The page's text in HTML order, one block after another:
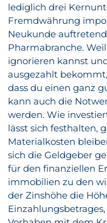
lediglich drei
Fremdwährung
Neukunde
Pharmabranche.
ignorieren kannst
ausgezahlt
dass du einen ganz
kann auch die
werden. Wie
lässt sich festhalten,
Materialkosten
sich die Geldgeber
für den finanziellen
immobilien zu den
der Zinshöhe die